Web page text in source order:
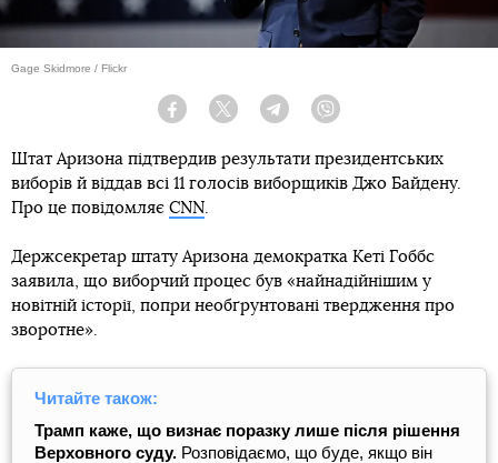
Gage Skidmore / Flickr
Facebook Twitter Telegram
Штат Аризона підтвердив результати президентських
виборів й віддав всі 11 голосів виборщиків Джо Байдену.
Про це повідомляє CNN
Держсекретар штату Аризона демократка Кеті Гоббс
заявила, що виборчий процес був «найнадійнішим у
новітній історії, попри необґрунтовані твердження про
зворотне».
Читайте також:
Трамп каже, що визнає поразку лише після рішення
Верховного суду. Розповідаємо, що буде, якщо він